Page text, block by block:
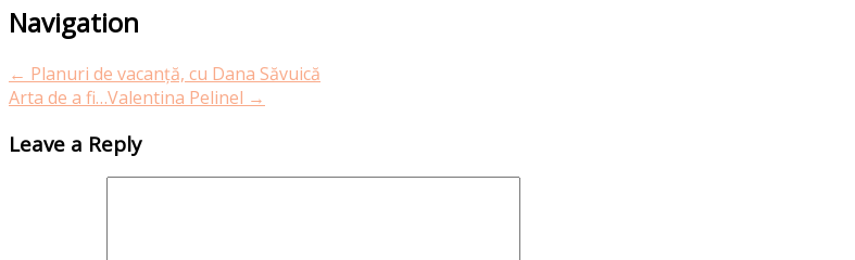
Navigation
← Planuri de vacanță, cu Dana Săvuică
Arta de a fi…Valentina Pelinel →
Leave a Reply